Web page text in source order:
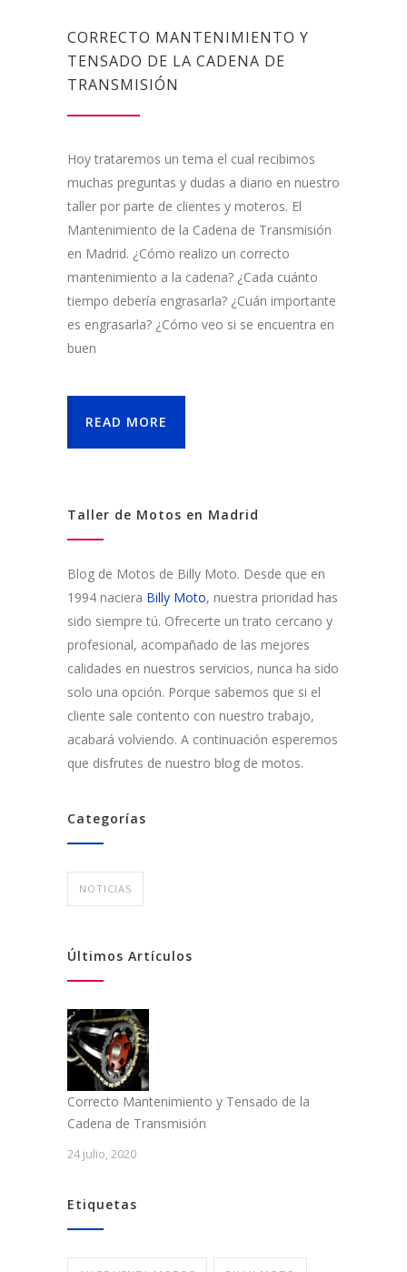
CORRECTO MANTENIMIENTO Y
TENSADO DE LA CADENA DE
TRANSMISIÓN
Hoy trataremos un tema el cual recibimos
muchas preguntas y dudas a diario en nuestro
taller por parte de clientes y moteros. El
Mantenimiento de la Cadena de Transmisión
en Madrid. ¿Cómo realizo un correcto
mantenimiento a la cadena? ¿Cada cuánto
tiempo debería engrasarla? ¿Cuán importante
es engrasarla? ¿Cómo veo si se encuentra en
buen
READ MORE
Taller de Motos en Madrid
Blog de Motos de Billy Moto. Desde que en
1994 naciera Billy Moto, nuestra prioridad has
sido siempre tú. Ofrecerte un trato cercano y
profesional, acompañado de las mejores
calidades en nuestros servicios, nunca ha sido
solo una opción. Porque sabemos que si el
cliente sale contento con nuestro trabajo,
acabará volviendo. A continuación esperemos
que disfrutes de nuestro blog de motos.
Categorías
NOTICIAS
Últimos Artículos
Correcto Mantenimiento y Tensado de la
Cadena de Transmisión
24 julio, 2020
Etiquetas